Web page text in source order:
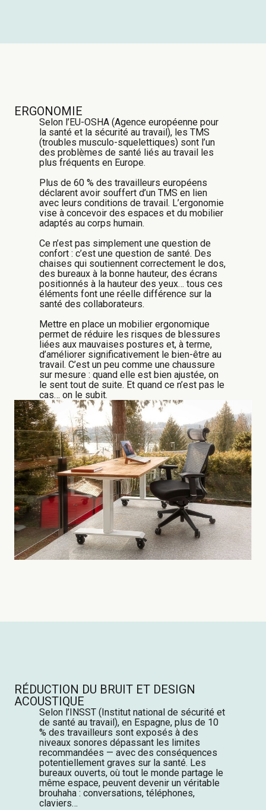
ERGONOMIE
Selon l’EU-OSHA (Agence européenne pour
la santé et la sécurité au travail), les TMS
(troubles musculo-squelettiques) sont l’un
des problèmes de santé liés au travail les
plus fréquents en Europe.
Plus de 60 % des travailleurs européens
déclarent avoir souffert d’un TMS en lien
avec leurs conditions de travail. L’ergonomie
vise à concevoir des espaces et du mobilier
adaptés au corps humain.
Ce n’est pas simplement une question de
confort : c’est une question de santé. Des
chaises qui soutiennent correctement le dos,
des bureaux à la bonne hauteur, des écrans
positionnés à la hauteur des yeux… tous ces
éléments font une réelle différence sur la
santé des collaborateurs.
Mettre en place un mobilier ergonomique
permet de réduire les risques de blessures
liées aux mauvaises postures et, à terme,
d’améliorer significativement le bien-être au
travail. C’est un peu comme une chaussure
sur mesure : quand elle est bien ajustée, on
le sent tout de suite. Et quand ce n’est pas le
cas… on le subit.
RÉDUCTION DU BRUIT ET DESIGN
ACOUSTIQUE
Selon l’INSST (Institut national de sécurité et
de santé au travail), en Espagne, plus de 10
% des travailleurs sont exposés à des
niveaux sonores dépassant les limites
recommandées — avec des conséquences
potentiellement graves sur la santé. Les
bureaux ouverts, où tout le monde partage le
même espace, peuvent devenir un véritable
brouhaha : conversations, téléphones,
claviers…